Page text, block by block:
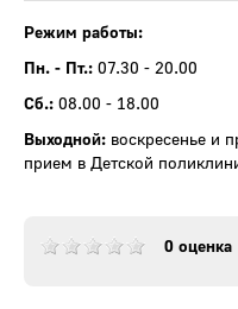
Режим работы:
Пн. - Пт.: 07.30 - 20.00
Сб.: 08.00 - 18.00
Выходной: воскресенье и
прием в Детской
0 оценка